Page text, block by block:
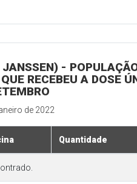
JANSSEN) -
RECEBEU A DOSE
de 2022
Quantidade